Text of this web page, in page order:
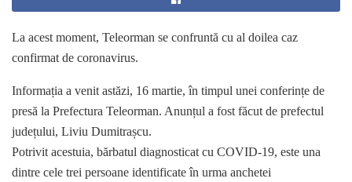
La acest moment, Teleorman se confruntă cu al doilea caz
confirmat de coronavirus.
Informația a venit astăzi, 16 martie, în timpul unei conferințe de
presă la Prefectura Teleorman. Anunțul a fost făcut de prefectul
județului, Liviu Dumitrașcu.
Potrivit acestuia, bărbatul diagnosticat cu COVID-19, este una
dintre cele trei persoane identificate în urma anchetei